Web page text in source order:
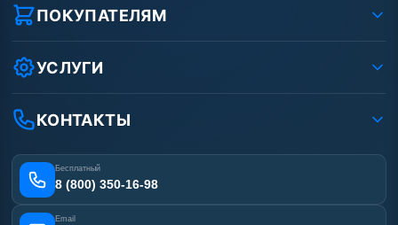
Реквизиты ООО «Шоп АВД»
Условия соглашения
Вакансии
Статьи
ПОКУПАТЕЛЯМ
Как заказать?
Оплата
Лизинг
Получить скидку
УСЛУГИ
Ремонт АВД
Сертификаты
Отзывы наших клиентов
Карта сайта
КОНТАКТЫ
Бесплатный
8 (800) 350-16-98
Email